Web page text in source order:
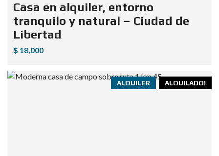
Casa en alquiler, entorno
tranquilo y natural – Ciudad de
Libertad
$ 18,000
ALQUILADO!
ALQUILER